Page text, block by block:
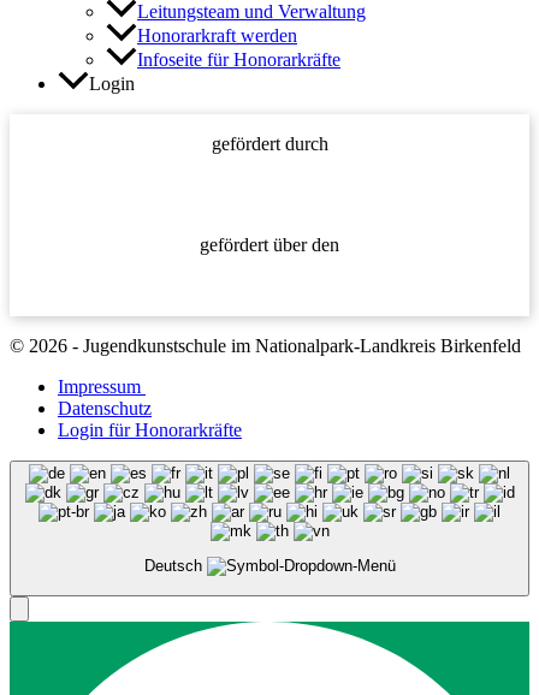
Leitungsteam und Verwaltung
Honorarkraft werden
Infoseite für Honorarkräfte
Login
gefördert durch
gefördert über den
© 2026 - Jugendkunstschule im Nationalpark-Landkreis Birkenfeld
Impressum
Datenschutz
Login für Honorarkräfte
Deutsch